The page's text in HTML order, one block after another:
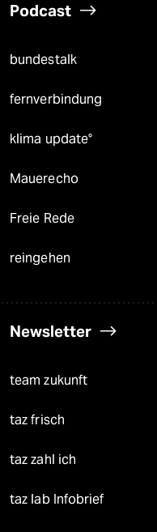
Podcast
bundestalk
fernverbindung
klima update°
Mauerecho
Freie Rede
reingehen
Newsletter
team zukunft
taz frisch
taz zahl ich
taz lab Infobrief